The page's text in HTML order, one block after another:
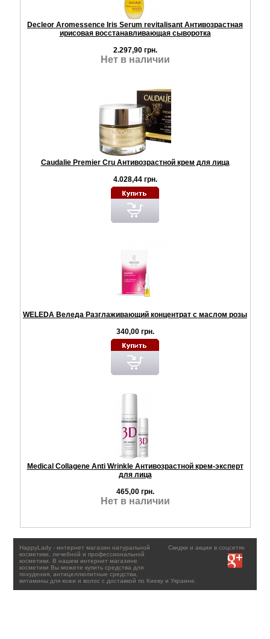
Decleor Aromessence Iris Serum revitalisant Антивозрастная
ирисовая восстанавливающая сыворотка
2.297,90 грн.
Нет в наличии
Caudalie Premier Cru Антивозрастной крем для лица
4.028,44 грн.
WELEDA Веледа Разглаживающий концентрат с маслом розы
340,00 грн.
Medical Collagene Anti Wrinkle Антивозрастной крем-эксперт
для лица
465,00 грн.
Нет в наличии
Скидки и акции в соцсетях
HappyLady - интернет магазин натуральной
косметики, лечебной и профессиональной
косметики. В нашем интернет магазине
косметики Вы можете купить средства для
похудения, антицеллюлитные средства,
витамины для кожи и волос с доставкой по Киеву и Украине.